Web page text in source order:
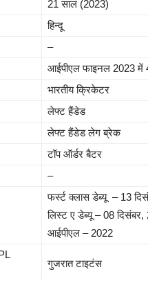
21 साल (2023)
हिन्दू
–
आईपीएल फाइनल 2023 में
भारतीय क्रिकेटर
लेफ्ट हैंडेड
लेफ्ट हैंडेड लेग ब्रेक
टॉप ऑर्डर बैटर
–
फर्स्ट क्लास डेब्यू – 13
लिस्ट ए डेब्यू – 08 दिसंबर,
आईपीएल – 2022
गुजरात टाइटंस